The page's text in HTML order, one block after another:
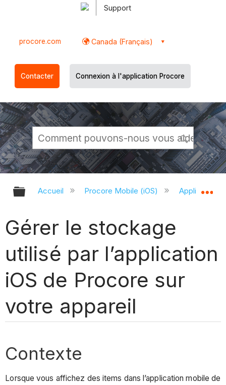
Support
procore.com Canada (Français)
Contacter Connexion à l'application Procore
Développer/réduire la hiérarchie
Accueil Procore Mobile (iOS) Application
Gérer le stockage
utilisé par l’application
iOS de Procore sur
votre appareil
Contexte
Lorsque vous affichez des items dans l’application mobile de